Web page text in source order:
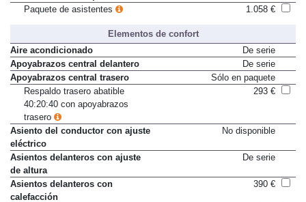
reconocimiento de peatones
Elementos de confort
Aire acondicionado
De serie
Apoyabrazos central delantero
De serie
Apoyabrazos central trasero
Sólo en paquete
Respaldo trasero abatible
40:20:40 con apoyabrazos
trasero
Asiento del conductor con ajuste
eléctrico
Asientos delanteros con ajuste
de altura
Asientos delanteros con